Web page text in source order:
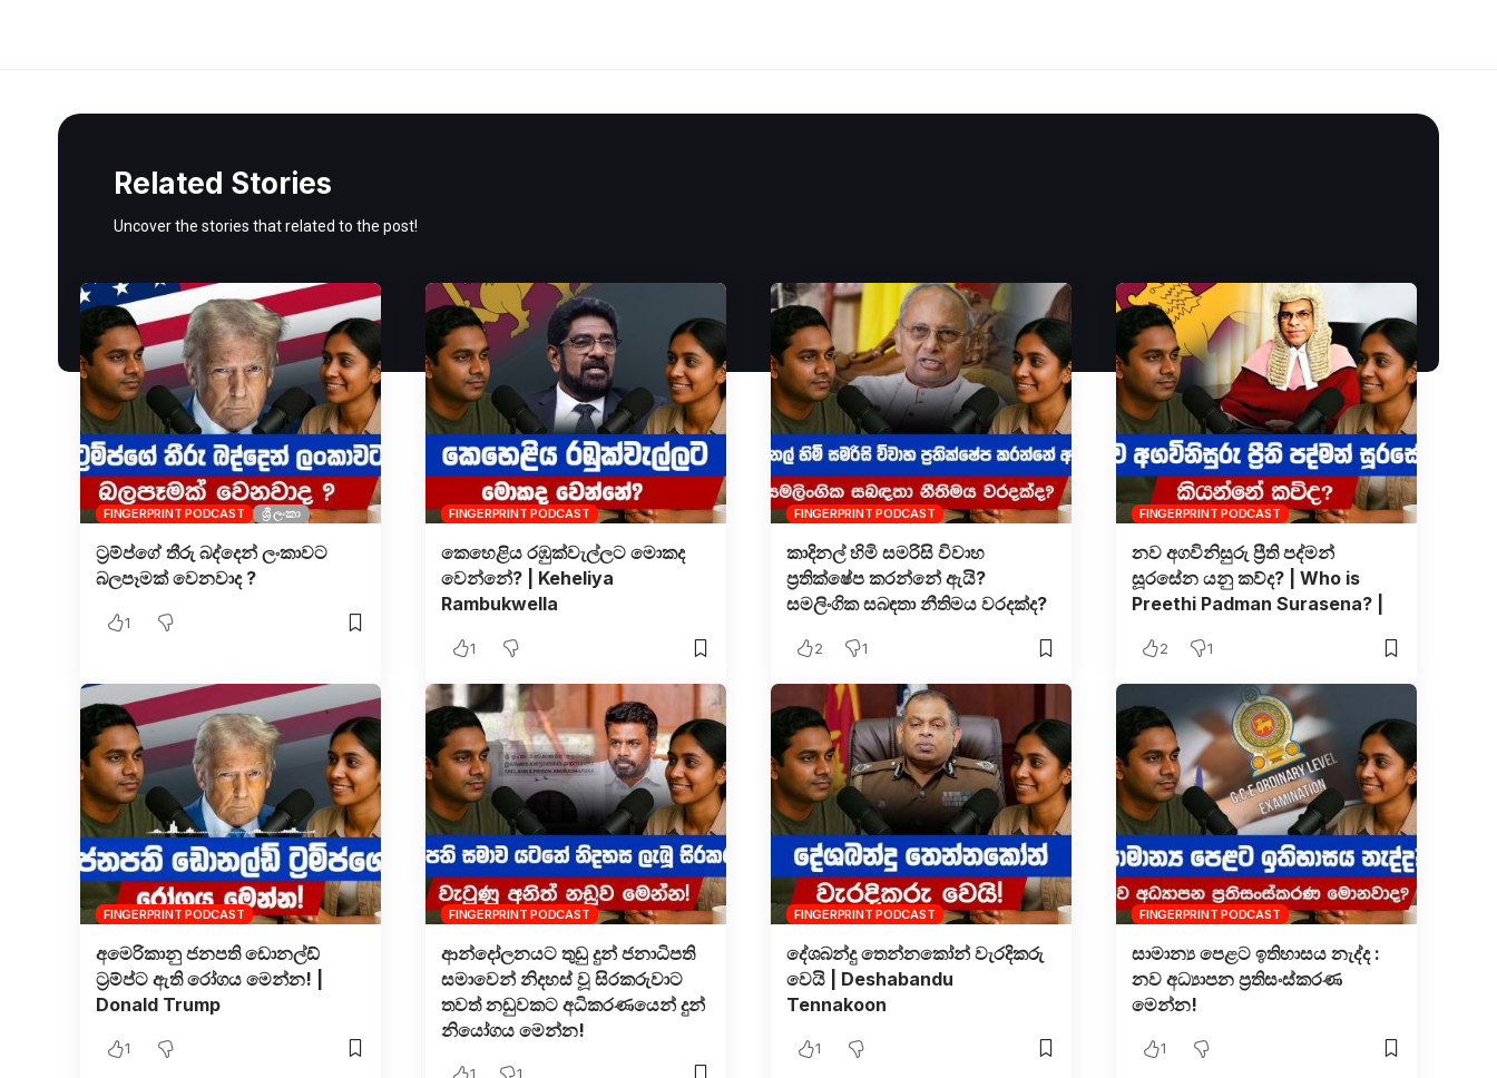
Related Stories
Uncover the stories that related to the post!
FINGERPRINT PODCAST ශ්‍රී ලංකා
ට්‍රම්ප්ගේ තීරු බද්දෙන් ලංකාවට
බලපෑමක් වෙනවාද ?
1
FINGERPRINT PODCAST
කෙහෙළිය රඹුක්වැල්ලට මොකද
වෙන්නේ? | Keheliya
Rambukwella
1
FINGERPRINT PODCAST
කාදිනල් හිමි සමරිසි විවාහ
ප්‍රතික්ෂේප කරන්නේ ඇයි?
සමලිංගික සබඳතා නීතිමය වරදක්ද?
2 1
FINGERPRINT PODCAST
නව අගවිනිසුරු ප්‍රීති පද්මන්
සූරසේන ය​නු කව්ද? | Who is
Preethi Padman Surasena? |
2 1
FINGERPRINT PODCAST
අමෙරිකා​නු ජනපති ඩොනල්ඩ්
ට්‍රම්ප්ට ඇ​ති රෝගය මෙන්න! |
Donald Trump
1
FINGERPRINT PODCAST
ආන්දෝලනයට තුඩු දුන් ජනාධිපති
සමාවෙන් නිදහස් වූ සිරකරුවාට
තවත් නඩුවකට අධිකරණයෙන් දුන්
නියෝගය මෙන්න!
1 1
FINGERPRINT PODCAST
දේශබන්දු තෙන්නකෝන් වැරදිකරු
වෙයි | Deshabandu
Tennakoon
1
FINGERPRINT PODCAST
සාමාන්‍ය පෙළට ඉතිහාසය නැද්ද :
නව අධ්‍යාපන ප්‍රතිසංස්කරණ
මෙන්න!
1